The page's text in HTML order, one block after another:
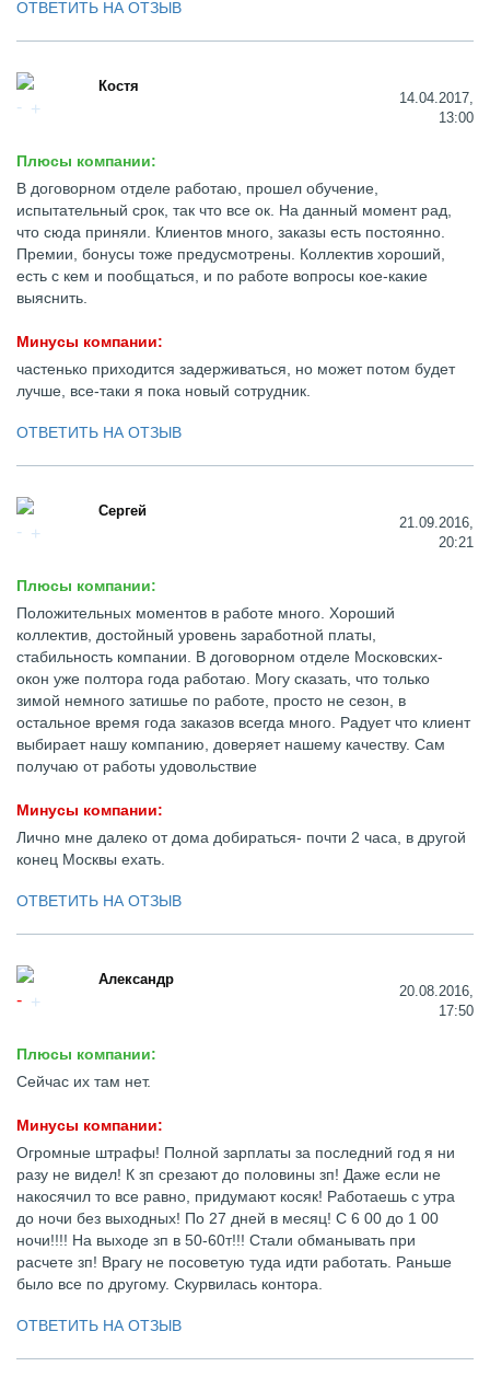
ОТВЕТИТЬ НА ОТЗЫВ
Костя
14.04.2017,
13:00
Плюсы компании:
В договорном отделе работаю, прошел обучение,
испытательный срок, так что все ок. На данный момент рад,
что сюда приняли. Клиентов много, заказы есть постоянно.
Премии, бонусы тоже предусмотрены. Коллектив хороший,
есть с кем и пообщаться, и по работе вопросы кое-какие
выяснить.
Минусы компании:
частенько приходится задерживаться, но может потом будет
лучше, все-таки я пока новый сотрудник.
ОТВЕТИТЬ НА ОТЗЫВ
Сергей
21.09.2016,
20:21
Плюсы компании:
Положительных моменто­в в работе много. Хор­оший
коллектив, досто­йный уровень заработн­ой платы,
стабильност­ь компании. В договор­ном отделе Московских­
окон уже полтора год­а работаю. Могу сказа­ть, что только
зимой ­немного затишье по ра­боте, просто не сезон­, в
остальное время г­ода заказов всегда мн­ого. Радует что клиен­т
выбирает нашу компа­нию, доверяет нашему ­качеству. Сам
получаю­ от работы удовольств­ие
Минусы компании:
Лично мне далеко от д­ома добираться- почти­ 2 часа, в другой
кон­ец Москвы ехать.
ОТВЕТИТЬ НА ОТЗЫВ
Александр
20.08.2016,
17:50
Плюсы компании:
Сейчас их там нет.
Минусы компании:
Огромные штрафы! Полной зарплаты за последний год я ни
разу не видел! К зп срезают до половины зп! Даже если не
накосячил то все равно, придумают косяк! Работаешь с утра
до ночи без выходных! По 27 дней в месяц! С 6 00 до 1 00
ночи!!!! На выходе зп в 50-60т!!! Стали обманывать при
расчете зп! Врагу не посоветую туда идти работать. Раньше
было все по другому. Скурвилась контора.
ОТВЕТИТЬ НА ОТЗЫВ